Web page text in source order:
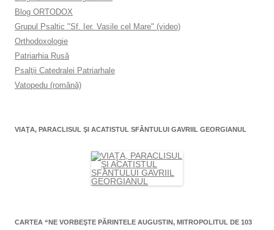
Blog ORTODOX
Grupul Psaltic "Sf. Ier. Vasile cel Mare" (video)
Orthodoxologie
Patriarhia Rusă
Psalţii Catedralei Patriarhale
Vatopedu (română)
VIAŢA, PARACLISUL ŞI ACATISTUL SFÂNTULUI GAVRIIL GEORGIANUL
CARTEA “NE VORBEŞTE PĂRINTELE AUGUSTIN, MITROPOLITUL DE 103